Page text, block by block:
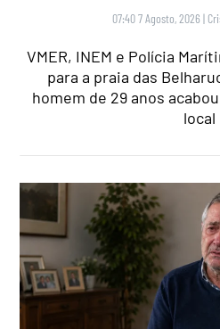
07:40 7 Agosto, 2026 |
VMER, INEM e Polícia
para a praia das
homem de 29 anos
local